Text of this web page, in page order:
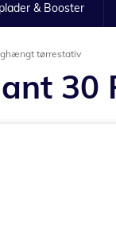
& Booster
tørrestativ